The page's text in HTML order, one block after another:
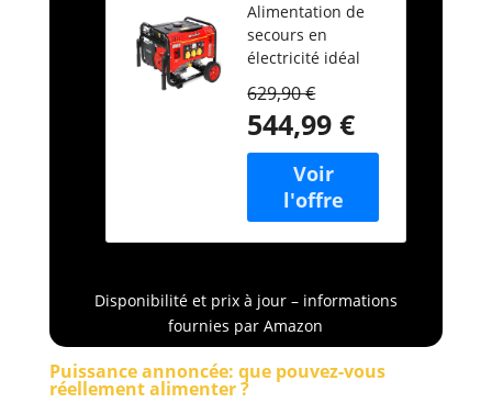
MF5000
Alimentation de
secours en
électricité idéal
bricolage, chantier
(plusieurs outils
simultanés),
camping-car,
caravaging,
restaurant mobile
(pizza, frites,),
extérieures,
spectacle, concert;
continue : 4000W,
629,90 €
544,99 €
Disponibilité et prix à jour – informations
fournies par Amazon
Puissance annoncée: que pouvez-vous
réellement alimenter ?